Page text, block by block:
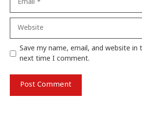
Save my name, email, and website
next time I comment.